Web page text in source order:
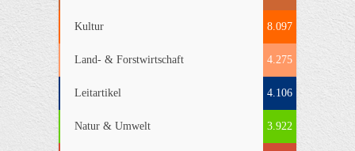
Kultur 8.097
Land- & Forstwirtschaft 4.275
Leitartikel 4.106
Natur & Umwelt 3.922